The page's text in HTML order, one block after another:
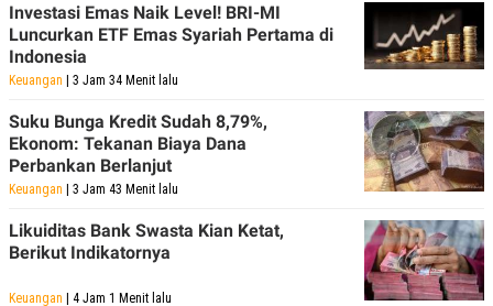
Investasi Emas Naik Level! BRI-MI
Luncurkan ETF Emas Syariah Pertama di
Indonesia
Keuangan | 3 Jam 34 Menit lalu
Suku Bunga Kredit Sudah 8,79%,
Ekonom: Tekanan Biaya Dana
Perbankan Berlanjut
Keuangan | 3 Jam 43 Menit lalu
Likuiditas Bank Swasta Kian Ketat,
Berikut Indikatornya
Keuangan | 4 Jam 1 Menit lalu